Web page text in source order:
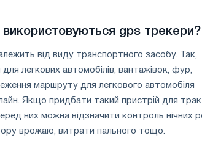
gps трекери?
від виду транспортного засобу. Так,
легкових автомобілів, вантажівок, фур,
маршруту для легкового автомобіля
Якщо придбати такий пристрій для
них можна відзначити контроль нічних
врожаю, витрати пального тощо.